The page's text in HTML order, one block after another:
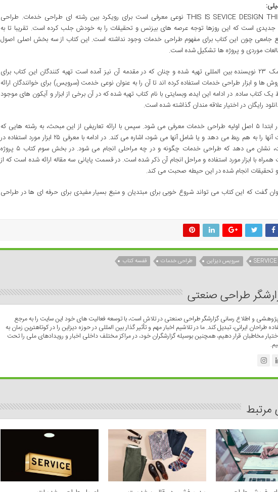
کتاب THIS IS SEVICE DESIGN THINKING نوعی معرفی است برای رویکرد بین رشته ای طراحی خدمات. طراحی
است که این روزها توجه عرصه های بیزنس و تحقیقات را به خودش جلب کرده است. تقریبا تا به
جامعی چون این کتاب برای مفهوم طراحی خدمات وجود نداشته است. این کتاب از سه بخش اصلی اصول
موردی و پروژه ها تشکیل شده است.
این کتاب با کمک ۲۳ نویسنده بین المللی تهیه شده و چنان که در مقدمه آن نیز آمده است تهیه کنندگان این کتاب برای
ها و ابزار طراحی خدمات استفاده کرده اند تا آن را به عنوان نوعی خدمت (سرویس) برای خوانندگان ارائه
کتاب ساده. در ادامه این ایده، وبسایتی با نام کتاب تهیه شده که در آن برخی از ابزار و آیکون های موجود
رایگان در اختیار علاقه مندان گذاشته شده است.
در این کتاب در ابتدا ۵ اصل اولیه طراحی خدمات معرفی می شود. سپس با ارائه تعاریفی از این مبحث، به رشته هایی که
طراحی خدمات آنها را به هم ربط می دهد و یا شامل آنها می شود، اشاره می کند. در ادامه با معرفی ۲۵ ابزار مورد استفاده در
طراحی خدمات، نشان می دهد که طراحی خدمات چگونه و در چه مراحلی انجام می شود. در بخش سوم کتاب ۵ پروژه
با ابزار مورد استفاده و مراحل انجام آن ذکر شده است. در قسمت پایانی سه مقاله ارائه شده است که از
تحقیقات انجام شده در این حیطه صحبت می کند.
گفت که این کتاب می تواند شروع خوبی برای مبتدیان و منبع بسیار مفیدی برای حرفه ای ها در طراحی
سرویس دیزاین طراحی خدمات قفسه كتاب
طراحی صنعتی
و اطلاع رسانی گزارشگر طراحی صنعتی در تلاش است، با توسعه فعالیت های خود این سایت را به مرجع
طراحان ایرانی، تبدیل کند. ما در تلاشیم اخبار مهم و تأثیر گذار بین المللی در حوزه دیزاین را در کوتاهترین زمان به
مخاطبان قرار دهیم، همچنین بوسیله گزارشگران خود، در مراکز مختلف داخلی اخبار و رویدادهای ملی را تحت